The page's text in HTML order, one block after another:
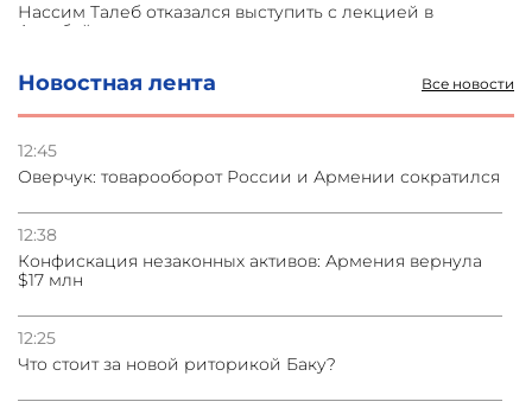
Новостная лента Все новости
12:45
Оверчук: товарооборот России и Армении сократился
12:38
Конфискация незаконных активов: Армения вернула
$17 млн
12:25
Что стоит за новой риторикой Баку?
Нассим Талеб отказался выступить с лекцией в
Азербайджане
31.07.2026
Сотрудничество и очереди – детали визита главы
вызовы – минэкономики Грузии
Трамп готов дать шанс переговорам с Ираном при
условии прекращения огня